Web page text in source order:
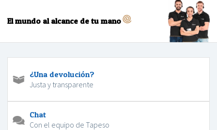
El mundo al alcance de tu mano
¿Una devolución?
Justa y transparente
Chat
Con el equipo de Tapeso